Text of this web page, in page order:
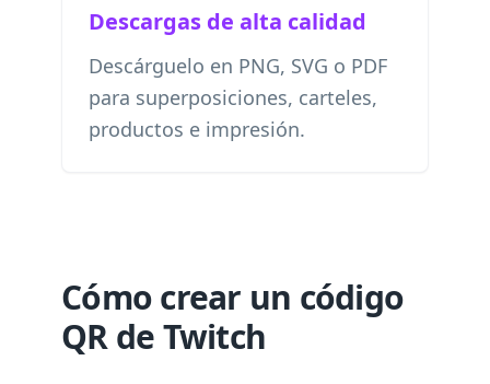
Descargas de alta calidad
Descárguelo en PNG, SVG o PDF
para superposiciones, carteles,
productos e impresión.
Cómo crear un código
QR de Twitch